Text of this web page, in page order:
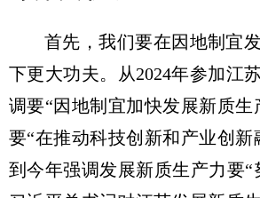
首先，我们要在因地制宜
下更大功夫。从2024年参加江
调要“因地制宜加快发展新质生
要“在推动科技创新和产业创新
到今年强调发展新质生产力要“